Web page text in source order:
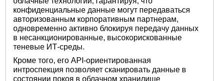
конфиденциальные данные могут передаваться
авторизованным корпоративным партнерам,
одновременно активно блокируя передачу данных
в несанкционированные, высокорискованные
теневые ИТ-среды.
Кроме того, его API-ориентированная
интроспекция позволяет сканировать данные в
состоянии покоя в облачном хранилище